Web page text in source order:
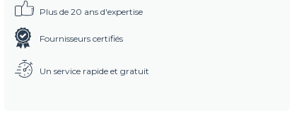
Plus de 20 ans d'expertise
Fournisseurs certifiés
Un service rapide et gratuit